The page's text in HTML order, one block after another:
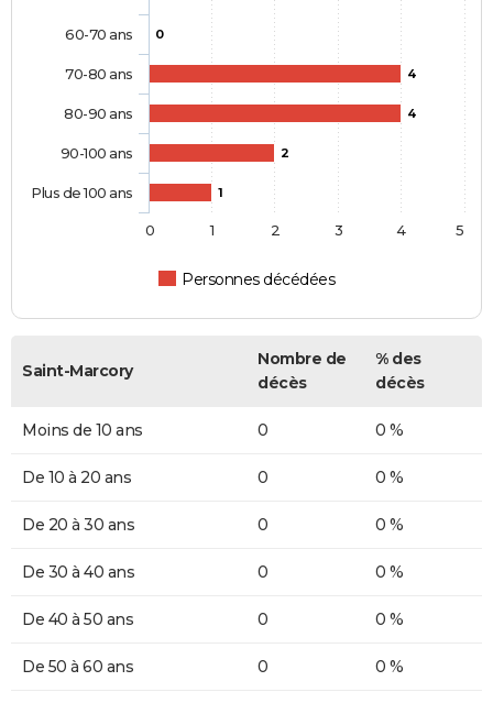
0
4
4
2
1
Personnes décédées
60-70 ans
70-80 ans
80-90 ans
90-100 ans
Plus de 100 ans
0 1 2 3 4 5
Saint-Marcory
Nombre de
décès
% des
décès
Moins de 10 ans 0 0 %
De 10 à 20 ans 0 0 %
De 20 à 30 ans 0 0 %
De 30 à 40 ans 0 0 %
De 40 à 50 ans 0 0 %
De 50 à 60 ans 0 0 %